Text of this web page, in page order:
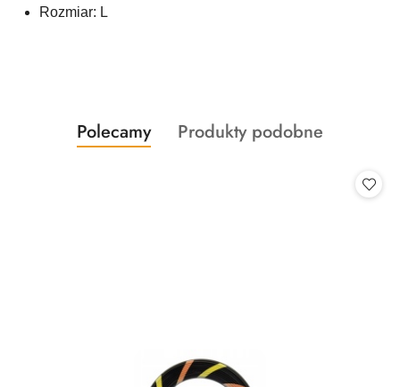
Rozmiar: L
Pomiń karuzelę produktów
Produkty
o
Polecamy
Produkty
Produkty podobne